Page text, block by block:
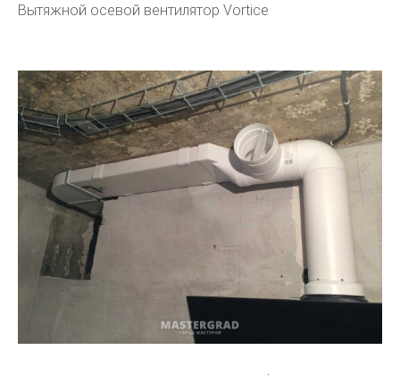
Вытяжной осевой вентилятор Vortice